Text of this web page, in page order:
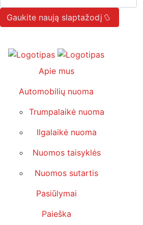
Gaukite naują slaptažodį
Apie mus
Automobilių nuoma
Trumpalaikė nuoma
Ilgalaikė nuoma
Nuomos taisyklės
Nuomos sutartis
Pasiūlymai
Paieška